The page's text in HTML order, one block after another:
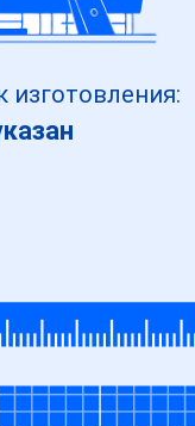
изготовления: